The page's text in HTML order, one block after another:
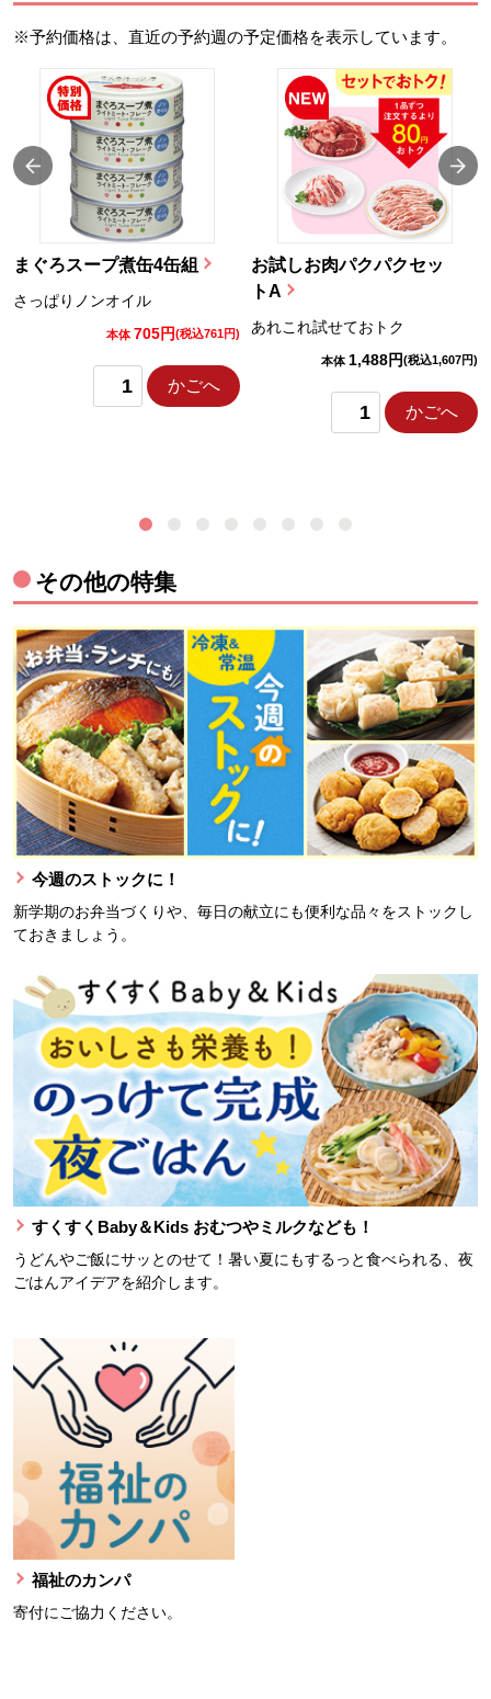
※予約価格は、直近の予約週の予定価格を表示しています。
まぐろスープ煮缶4缶組
さっぱりノンオイル
本体 705円(税込761円)
かごへ
お試しお肉パクパクセッ
トA
あれこれ試せておトク
本体 1,488円(税込1,607円)
かごへ
その他の特集
今週のストックに！
新学期のお弁当づくりや、毎日の献立にも便利な品々をストックし
ておきましょう。
すくすくBaby＆Kids おむつやミルクなども！
うどんやご飯にサッとのせて！暑い夏にもするっと食べられる、夜
ごはんアイデアを紹介します。
福祉のカンパ
寄付にご協力ください。